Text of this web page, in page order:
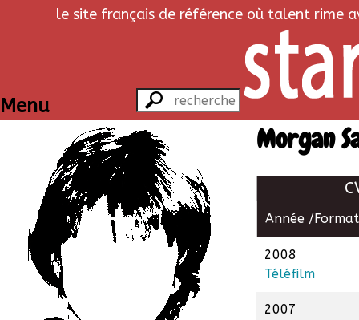
le site français de référence où talent rime
Menu
Morgan
Année / Format
2008
Téléfilm
2007